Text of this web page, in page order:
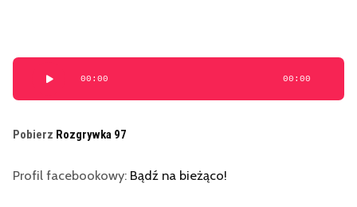
Odtwarzacz
plików
00:00 00:00
Pobierz Rozgrywka 97
Profil facebookowy: Bądź na bieżąco!